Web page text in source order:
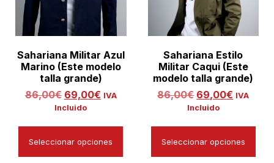
Sahariana Militar Azul
Marino (Este modelo
talla grande)
86,00€ 69,00€ IVA
Incluido
Seleccionar opciones
Sahariana Estilo
Militar Caqui (Este
modelo talla grande)
86,00€ 69,00€ IVA
Incluido
Seleccionar opciones